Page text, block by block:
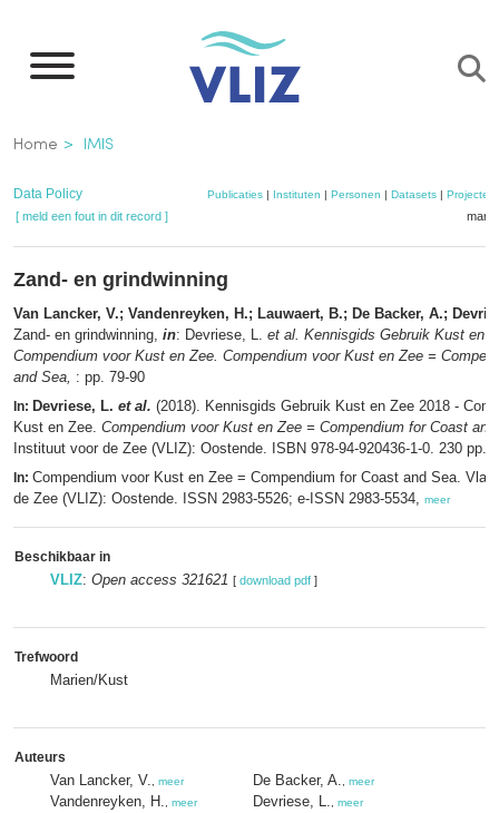
naar
inhoud
gaan
Kruimelpad
Home IMIS
Data Policy Publicaties| Instituten | Personen | Datasets| Projecten
[ meld een fout in dit record ]
Zand- en grindwinning
Van Lancker, V.; Vandenreyken, H.; Lauwaert, B.; De Backer, A.;
Zand- en grindwinning, in: Devriese, L. et al. Kennisgids Gebruik Kust en
Compendium voor Kust en Zee. Compendium voor Kust en Zee =
and Sea, : pp. 79-90
In: Devriese, L. et al. (2018). Kennisgids Gebruik Kust en Zee 2018 -
Kust en Zee. Compendium voor Kust en Zee = Compendium for Coast and
Instituut voor de Zee (VLIZ): Oostende. ISBN 978-94-920436-1-0. 230 pp.,
In: Compendium voor Kust en Zee = Compendium for Coast and Sea.
de Zee (VLIZ): Oostende. ISSN 2983-5526; e-ISSN 2983-5534, meer
Beschikbaar in
VLIZ: Open access 321621 [ download pdf ]
Trefwoord
Marien/Kust
Auteurs
Van Lancker, V. meer
Vandenreyken, H. meer
De Backer, A. meer
Devriese, L. meer